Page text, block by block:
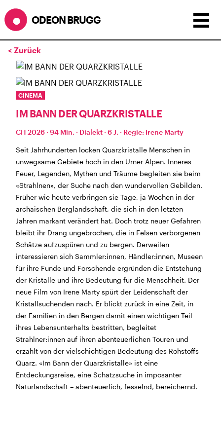
ODEON BRUGG
Anzeigen als:
ÖFFNUNGSZEITEN
SOMMERÖFFNUNGSZEITEN
BÜHNE2.7. bis 3.9. geschlossen
ZMITTAG2.7. bis 9.8. geschlossen
BAR+BISTROkurze Sommerpause, ab dem 10.8. sind
wir wieder im Haus und freuen uns auf euch <3
STADTFEST BRUGG
während demStadtfest Brugg , 20. bis 30. August,
bleibt das Haus jeweils von Freitag Abend bis Montag
Morgen geschlossen
Reguläre Öffnungszeiten:
CINEMA und BÜHNE
45 Min. vor Vorstellungsbeginn(siehe Programm)
Tickets und Gutscheine können an der Kinokasse und
an der Bar gekauft werden.
KASSE und TELEFON
Tel. 056 450 35 65
Montag bis Freitag ab 17 Uhr
Samstag und Sonntag ab 10 Uhr
< Zurück
CINEMA
IM BANN DER QUARZKRISTALLE
CH 2026 · 94 Min. · Dialekt · 6 J. · Regie: Irene Marty
Seit Jahrhunderten locken Quarzkristalle Menschen in
unwegsame Gebiete hoch in den Urner Alpen. Inneres
Feuer, Legenden, Mythen und Träume begleiten sie beim
«Strahlnen», der Suche nach den wundervollen Gebilden.
Früher wie heute verbringen sie Tage, ja Wochen in der
archaischen Berglandschaft, die sich in den letzten
Jahren markant verändert hat. Doch trotz neuer Gefahren
bleibt ihr Drang ungebrochen, die in Felsen verborgenen
Schätze aufzuspüren und zu bergen. Derweilen
interessieren sich Sammler:innen, Händler:innen, Museen
für ihre Funde und Forschende ergründen die Entstehung
der Kristalle und ihre Bedeutung für die Menschheit. Der
neue Film von Irene Marty spürt der Leidenschaft der
Kristallsuchenden nach. Er blickt zurück in eine Zeit, in
der Familien in den Bergen damit einen wichtigen Teil
ihres Lebensunterhalts bestritten, begleitet
Strahlner:innen auf ihren abenteuerlichen Touren und
erzählt von der vielschichtigen Bedeutung des Rohstoffs
Quarz. «Im Bann der Quarzkristalle» ist eine
Entdeckungsreise, eine Schatzsuche in imposanter
Naturlandschaft – abenteuerlich, fesselnd, bereichernd.